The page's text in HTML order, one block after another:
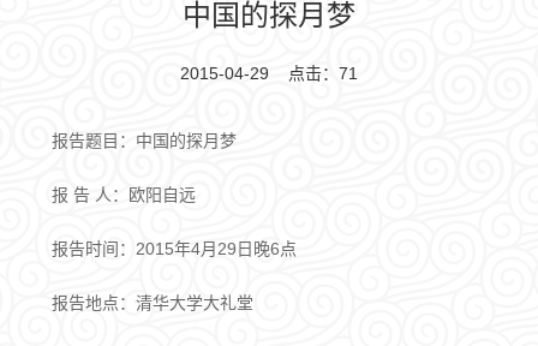
中国的探月梦
2015-04-29 点击： 71
报告题目：中国的探月梦
报 告 人：欧阳自远
报告时间：2015年4月29日晚6点
报告地点：清华大学大礼堂